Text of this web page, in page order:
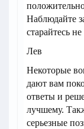
Наблюдайте
старайтесь
Лев
Некоторые
дают вам
ответы и
лучшему.
серьезные